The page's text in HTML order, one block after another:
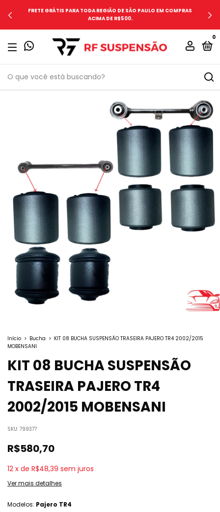
FRETE GRÁTIS PARA TODA REGIÃO DE SÃO PAULO EM COMPRAS
ACIMA DE R$500.
0
Início > Bucha > KIT 08 BUCHA SUSPENSÃO TRASEIRA PAJERO TR4 2002/2015
MOBENSANI
KIT 08 BUCHA SUSPENSÃO
TRASEIRA PAJERO TR4
2002/2015 MOBENSANI
SKU: 799377
R$580,70
12 x de R$48,39 sem juros
Ver mais detalhes
Modelos: Pajero TR4